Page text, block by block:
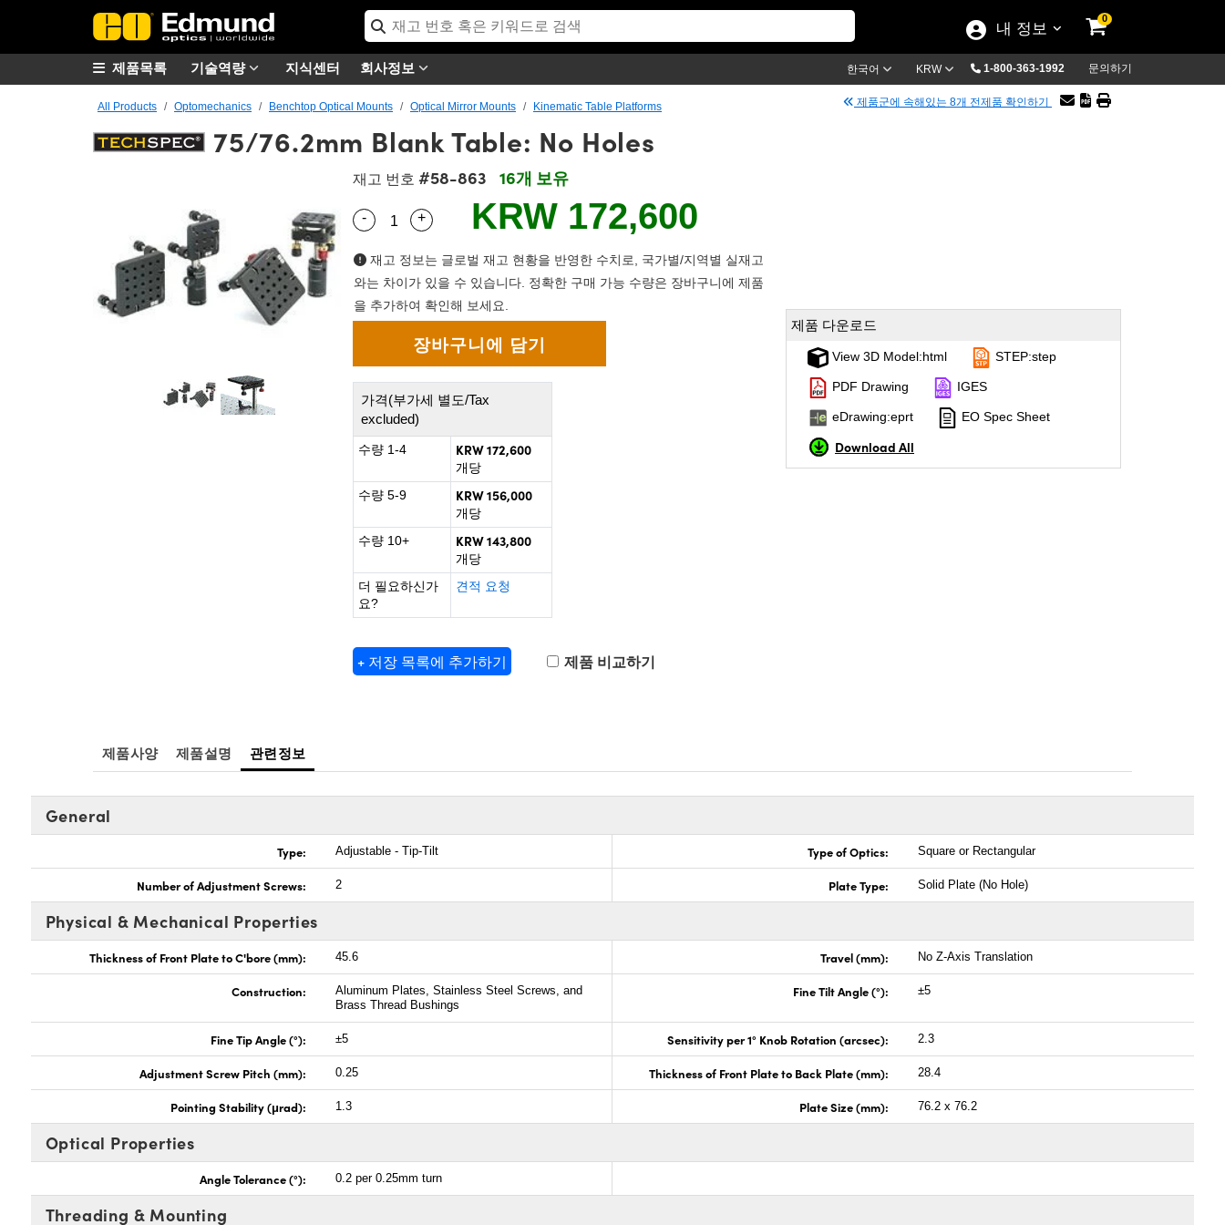
내 정보
0
기술역량 지식센터 회사정보 한국어 KRW 1-800-363-1992 문의하기
제품목록
All Products Optomechanics Benchtop Optical Mounts Optical Mirror Mounts Kinematic Table Platforms 제품군에 속해있는 8개 전제품 확인하기
75/76.2mm Blank Table: No Holes
재고 번호 #58-863 16개 보유
Quantity Selector
- Use the plus and minus buttons to adjust the quantity.
+ KRW 172,600
재고 정보는 글로벌 재고 현황을 반영한 수치로, 국가별/지역별 실재고
와는 차이가 있을 수 있습니다. 정확한 구매 가능 수량은 장바구니에 제품
을 추가하여 확인해 보세요.
가격(부가세 별도/Tax
excluded)
수량 1-4 KRW 172,600
개당
수량 5-9
KRW 156,000
개당
수량 10+
KRW 143,800
개당
더 필요하신가
요?
견적 요청
+ 저장 목록에 추가하기 제품 비교하기
제품 다운로드
View 3D Model:html STEP:step
PDF Drawing IGES
eDrawing:eprt EO Spec Sheet
Download All
제품사양 제품설명 관련정보
General
Type: Adjustable - Tip-Tilt Type of Optics: Square or Rectangular
Number of Adjustment Screws: 2 Plate Type: Solid Plate (No Hole)
Physical & Mechanical Properties
Thickness of Front Plate to C'bore (mm): 45.6 Travel (mm): No Z-Axis Translation
Construction:
Aluminum Plates, Stainless Steel Screws, and
Brass Thread Bushings
Fine Tilt Angle (°): ±5
Fine Tip Angle (°): ±5 Sensitivity per 1° Knob Rotation (arcsec): 2.3
Adjustment Screw Pitch (mm): 0.25 Thickness of Front Plate to Back Plate (mm): 28.4
Pointing Stability (μrad): 1.3 Plate Size (mm): 76.2 x 76.2
Optical Properties
Angle Tolerance (°): 0.2 per 0.25mm turn
Threading & Mounting